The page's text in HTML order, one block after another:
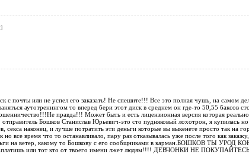
с почты или не успел его заказать! Не спешите!!! Все это полная чушь, на самом
аутотренингом то вперед бери этот диск в среднем он где-то 50,55 баксов
правда!!! Может быть и есть лицензионная версия которая
Бошков Станислав Юрьевич-это сто пудняковый лохотрон, я купилась
секса наконец, и лучше потратить эти деньги которые вы выкенете просто так на
но все время что то останавливало, пару раз отказывалась уже после того как
на ветер, какому то Бошкову с его сообщниками в карман.БОШКОВ ТЫ УРОД
или тот кто от твоего имени лжет людям!!!! ДЕВЧОНКИ НЕ